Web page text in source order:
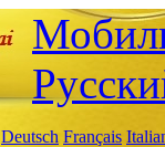
Deutsch Français